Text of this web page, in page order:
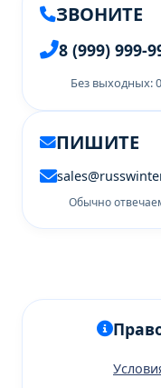
ЗВОНИТЕ
8 (999) 999-
Без выходных:
ПИШИТЕ
Обычно